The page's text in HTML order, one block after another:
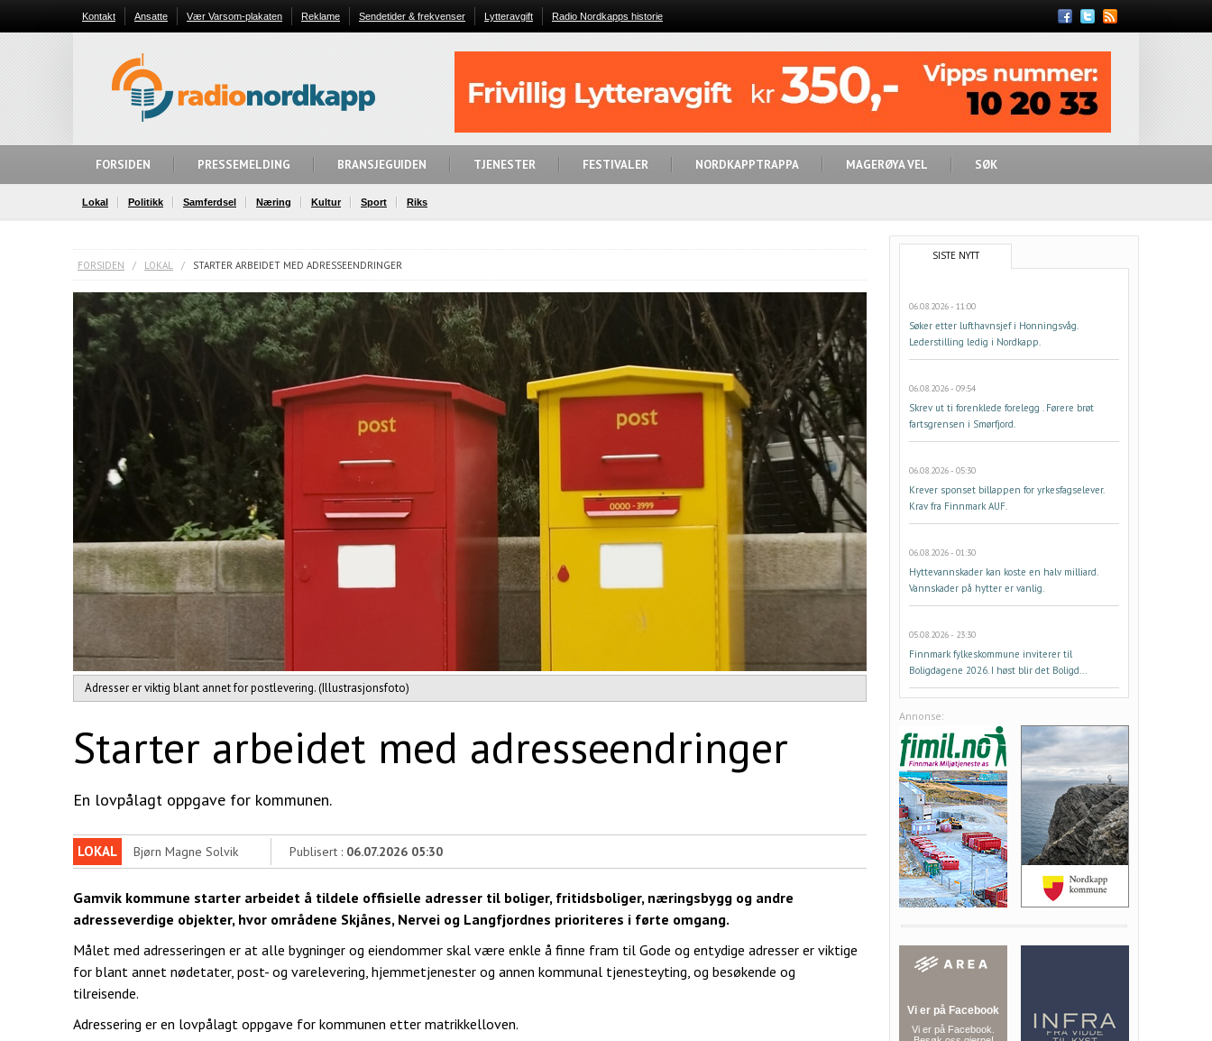
Kontakt Ansatte Vær Varsom-plakaten Reklame Sendetider & frekvenser Lytteravgift
Radio Nordkapps historie
Feed
FORSIDEN PRESSEMELDING BRANSJEGUIDEN TJENESTER FESTIVALER NORDKAPPTRAPPA MAGERØYA VEL SØK
Lokal Politikk Samferdsel Næring Kultur Sport Riks
FORSIDEN / LOKAL / STARTER ARBEIDET MED ADRESSEENDRINGER
Adresser er viktig blant annet for postlevering. (Illustrasjonsfoto)
Starter arbeidet med adresseendringer
En lovpålagt oppgave for kommunen.
LOKAL Bjørn Magne Solvik Publisert : 06.07.2026 05:30
Gamvik kommune starter arbeidet å tildele offisielle adresser til boliger, fritidsboliger, næringsbygg og andre
adresseverdige objekter, hvor områdene Skjånes, Nervei og Langfjordnes prioriteres i førte omgang.
Målet med adresseringen er at alle bygninger og eiendommer skal være enkle å finne fram til Gode og entydige adresser er viktige
for blant annet nødetater, post- og varelevering, hjemmetjenester og annen kommunal tjenesteyting, og besøkende og
tilreisende.
Adressering er en lovpålagt oppgave for kommunen etter matrikkelloven.
SISTE NYTT
06.08.2026 - 11:00
Søker etter lufthavnsjef i Honningsvåg.
Lederstilling ledig i Nordkapp.
06.08.2026 - 09:54
Skrev ut ti forenklede forelegg . Førere brøt
fartsgrensen i Smørfjord.
06.08.2026 - 05:30
Krever sponset billappen for yrkesfagselever.
Krav fra Finnmark AUF.
06.08.2026 - 01:30
Hyttevannskader kan koste en halv milliard.
Vannskader på hytter er vanlig.
05.08.2026 - 23:30
Finnmark fylkeskommune inviterer til
Boligdagene 2026. I høst blir det Boligd...
Annonse: